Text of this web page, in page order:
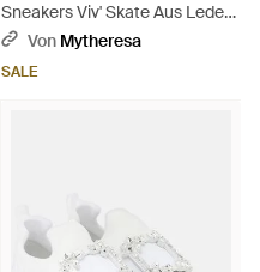
Sneakers Viv' Skate Aus Leder -
WeißVon Mytheresa
SALE